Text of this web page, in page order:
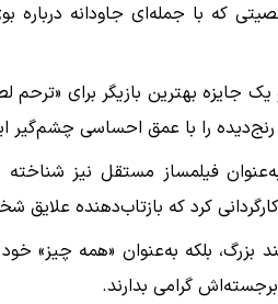
که با جمله‌‌ای جاودانه درباره
را با عمق احساسی چشم‌گیر
بزرگ، بلکه به‌عنوان «همه چیز»
گرامی بدارند.